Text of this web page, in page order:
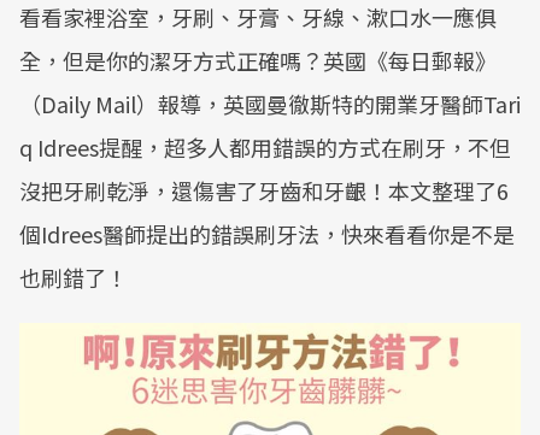
看看家裡浴室，牙刷、牙膏、牙線、漱口水一應俱
全，但是你的潔牙方式正確嗎？英國《每日郵報》
（Daily Mail）報導，英國曼徹斯特的開業牙醫師Tari
q Idrees提醒，超多人都用錯誤的方式在刷牙，不但
沒把牙刷乾淨，還傷害了牙齒和牙齦！本文整理了6
個Idrees醫師提出的錯誤刷牙法，快來看看你是不是
也刷錯了！